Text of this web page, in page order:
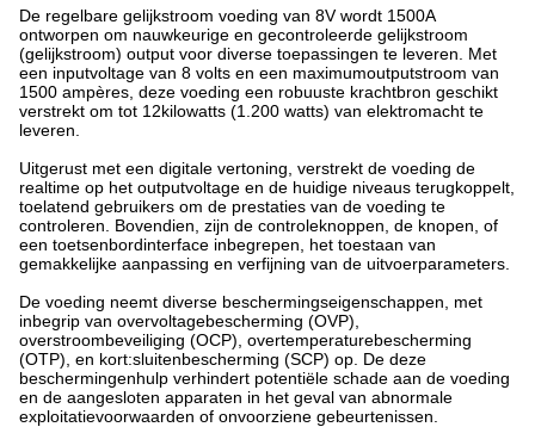
De regelbare gelijkstroom voeding van 8V wordt 1500A
ontworpen om nauwkeurige en gecontroleerde gelijkstroom
(gelijkstroom) output voor diverse toepassingen te leveren. Met
een inputvoltage van 8 volts en een maximumoutputstroom van
1500 ampères, deze voeding een robuuste krachtbron geschikt
verstrekt om tot 12kilowatts (1.200 watts) van elektromacht te
leveren.
Uitgerust met een digitale vertoning, verstrekt de voeding de
realtime op het outputvoltage en de huidige niveaus terugkoppelt,
toelatend gebruikers om de prestaties van de voeding te
controleren. Bovendien, zijn de controleknoppen, de knopen, of
een toetsenbordinterface inbegrepen, het toestaan van
gemakkelijke aanpassing en verfijning van de uitvoerparameters.
De voeding neemt diverse beschermingseigenschappen, met
inbegrip van overvoltagebescherming (OVP),
overstroombeveiliging (OCP), overtemperaturebescherming
(OTP), en kort:sluitenbescherming (SCP) op. De deze
beschermingenhulp verhindert potentiële schade aan de voeding
en de aangesloten apparaten in het geval van abnormale
exploitatievoorwaarden of onvoorziene gebeurtenissen.